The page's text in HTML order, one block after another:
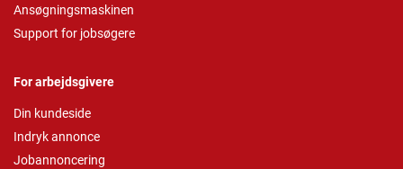
Ansøgningsmaskinen
Support for jobsøgere
For arbejdsgivere
Din kundeside
Indryk annonce
Jobannoncering